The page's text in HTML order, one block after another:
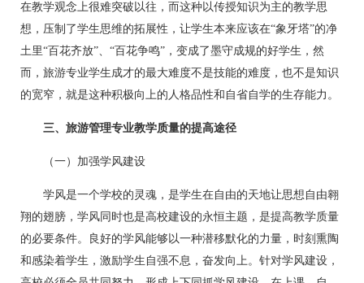
在教学观念上很难突破以往，而这种以传授知识为主的教学思
想，压制了学生思维的拓展性，让学生本来应该在“象牙塔”的净
土里“百花齐放”、“百花争鸣”，变成了墨守成规的好学生，然
而，旅游专业学生成才的最大难度不是技能的难度，也不是知识
的宽窄，就是这种积极向上的人格品性和自省自学的生存能力。
三、旅游管理专业教学质量的提高途径
（一）加强学风建设
学风是一个学校的灵魂，是学生在自由的天地让思想自由翱
翔的翅膀，学风同时也是高校建设的永恒主题，是提高教学质量
的必要条件。良好的学风能够以一种潜移默化的力量，时刻熏陶
和感染着学生，激励学生自强不息，奋发向上。针对学风建设，